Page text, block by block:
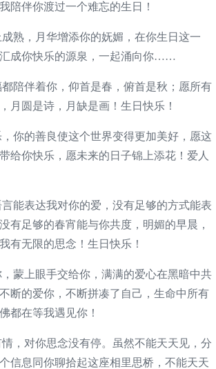
陪伴你渡过一个难忘的生日！
熟，月华增添你的妩媚，在你生日这一
成你快乐的源泉，一起涌向你……
陪伴着你，仰首是春，俯首是秋；愿所有
月圆是诗，月缺是画！生日快乐！
你的善良使这个世界变得更加美好，愿这
给你快乐，愿未来的日子锦上添花！爱人
能表达我对你的爱，没有足够的方式能表
有足够的春宵能与你共度，明媚的早晨，
有无限的思念！生日快乐！
蒙上眼手交给你，满满的爱心在黑暗中共
断的爱你，不断拼凑了自己，生命中所有
都在等我遇见你！
，对你思念没有停。虽然不能天天见，分
信息同你聊拾起这座相里思桥，不能天天